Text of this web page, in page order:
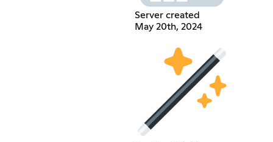
Server created
May 20th, 2024